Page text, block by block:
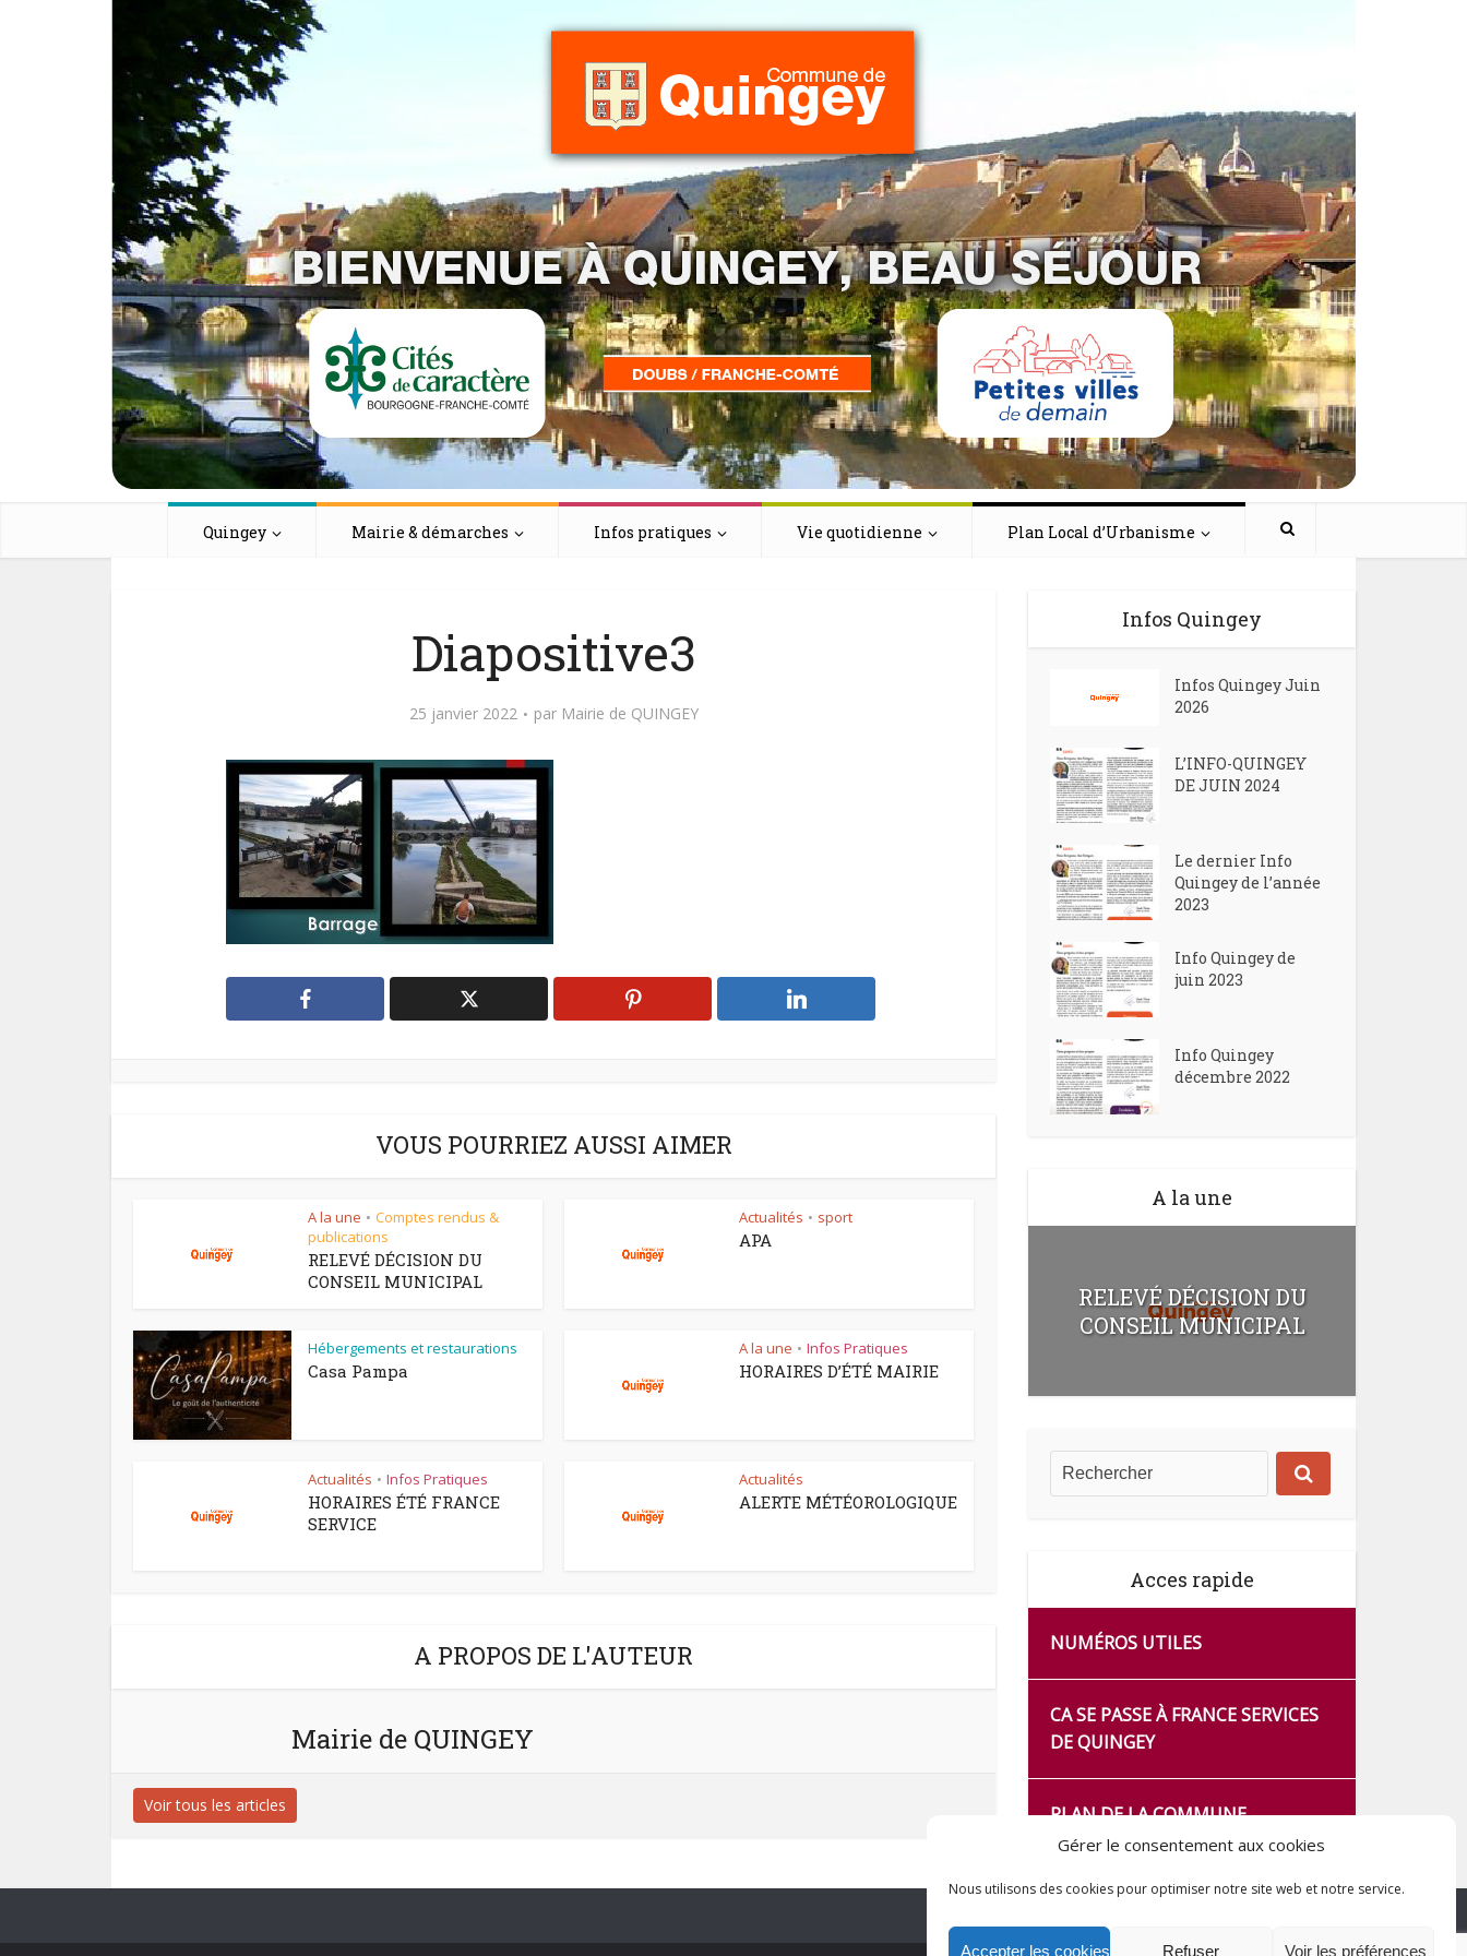
Gérer le consentement aux cookies
Nous utilisons des cookies pour optimiser notre site web et notre service.
Accepter les cookies Refuser Voir les préférences
Quingey Mairie & démarches Infos pratiques Vie quotidienne Plan Local d’Urbanisme
Diapositive3
25 janvier 2022 par Mairie de QUINGEY
VOUS POURRIEZ AUSSI AIMER
A la une • Comptes rendus &
publications
RELEVÉ DÉCISION DU
CONSEIL MUNICIPAL
Actualités • sport
APA
Hébergements et restaurations
Casa Pampa
A la une • Infos Pratiques
HORAIRES D’ÉTÉ MAIRIE
Actualités • Infos Pratiques
HORAIRES ÉTÉ FRANCE
SERVICE
Actualités
ALERTE MÉTÉOROLOGIQUE
A PROPOS DE L'AUTEUR
Mairie de QUINGEY
Voir tous les articles
Infos Quingey
Infos Quingey Juin
2026
L’INFO-QUINGEY
DE JUIN 2024
Le dernier Info
Quingey de l’année
2023
Info Quingey de
juin 2023
Info Quingey
décembre 2022
A la une
RELEVÉ DÉCISION DU
CONSEIL MUNICIPAL
Acces rapide
NUMÉROS UTILES
CA SE PASSE À FRANCE SERVICES
DE QUINGEY
PLAN DE LA COMMUNE